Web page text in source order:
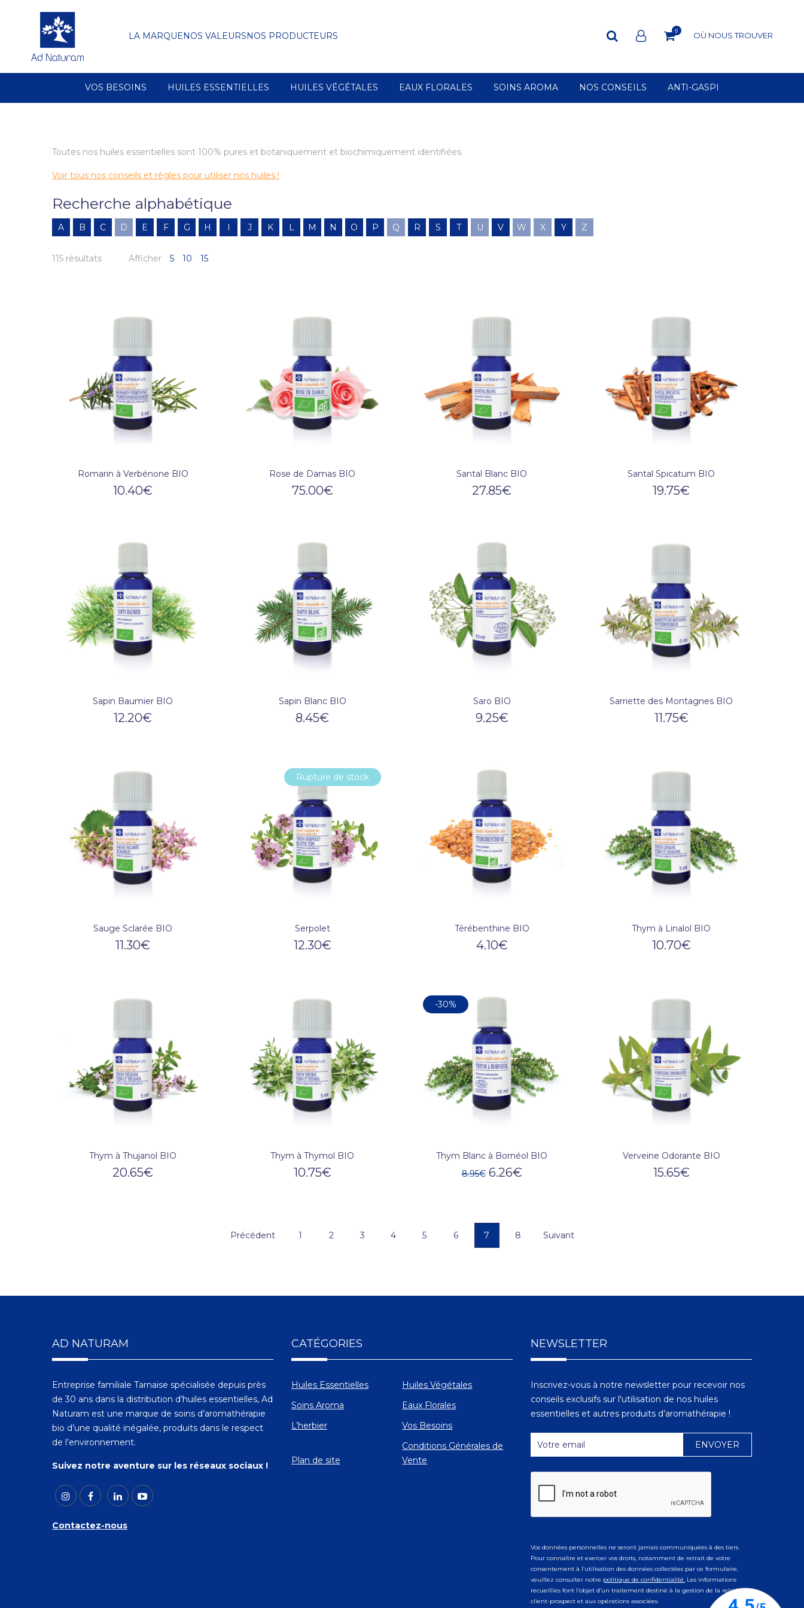
LA MARQUENOS VALEURSNOS PRODUCTEURS 0 OÙ NOUS TROUVER
VOS BESOINS HUILES ESSENTIELLES HUILES VÉGÉTALES EAUX FLORALES SOINS AROMA NOS CONSEILS ANTI-GASPI
Toutes nos huiles essentielles sont 100% pures et botaniquement et biochimiquement identifiées.
Voir tous nos conseils et règles pour utiliser nos huiles !
Recherche alphabétique
A B C D E F G H I J K L M N O P Q R S T U V W X Y Z
115 résultats Afficher 5 10 15
Romarin à Verbénone BIO
10.40€
Rose de Damas BIO
75.00€
Santal Blanc BIO
27.85€
Santal Spicatum BIO
19.75€
Sapin Baumier BIO
12.20€
Sapin Blanc BIO
8.45€
Saro BIO
9.25€
Sarriette des Montagnes BIO
11.75€
Sauge Sclarée BIO
11.30€
Rupture de stock
Serpolet
12.30€
Térébenthine BIO
4.10€
Thym à Linalol BIO
10.70€
Thym à Thujanol BIO
20.65€
Thym à Thymol BIO
10.75€
-30%
Thym Blanc à Bornéol BIO
8.95€ 6.26€
Verveine Odorante BIO
15.65€
Précédent 1 2 3 4 5 6 7 8 Suivant
AD NATURAM
Entreprise familiale Tarnaise spécialisée depuis près
de 30 ans dans la distribution d’huiles essentielles, Ad
Naturam est une marque de soins d’aromathérapie
bio d’une qualité inégalée, produits dans le respect
de l’environnement.
Suivez notre aventure sur les réseaux sociaux !
Contactez-nous
CATÉGORIES
Huiles Essentielles
Huiles Végétales
Soins Aroma
Eaux Florales
L’herbier
Vos Besoins
Plan de site
Conditions Générales de
Vente
NEWSLETTER
Inscrivez-vous à notre newsletter pour recevoir nos
conseils exclusifs sur l'utilisation de nos huiles
essentielles et autres produits d’aromathérapie !
Vos données personnelles ne seront jamais communiquées à des tiers.
Pour connaître et exercer vos droits, notamment de retrait de votre
consentement à l’utilisation des données collectées par ce formulaire,
veuillez consulter notre politique de confidentialité.Les informations
recueillies font l’objet d’un traitement destiné à la gestion de la relation
client-prospect et aux opérations associées.